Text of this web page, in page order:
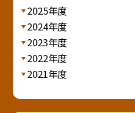
2025年度
2024年度
2023年度
2022年度
2021年度